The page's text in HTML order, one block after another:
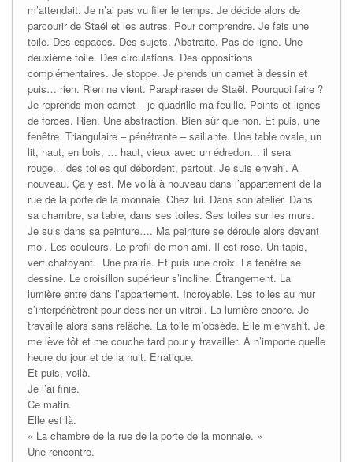
m’attendait. Je n’ai pas vu filer le temps. Je décide alors de
parcourir de Staël et les autres. Pour comprendre. Je fais une
toile. Des espaces. Des sujets. Abstraite. Pas de ligne. Une
deuxième toile. Des circulations. Des oppositions
complémentaires. Je stoppe. Je prends un carnet à dessin et
puis… rien. Rien ne vient. Paraphraser de Staël. Pourquoi faire ?
Je reprends mon carnet – je quadrille ma feuille. Points et lignes
de forces. Rien. Une abstraction. Bien sûr que non. Et puis, une
fenêtre. Triangulaire – pénétrante – saillante. Une table ovale, un
lit, haut, en bois, … haut, vieux avec un édredon… il sera
rouge… des toiles qui débordent, partout. Je suis envahi. A
nouveau. Ça y est. Me voilà à nouveau dans l’appartement de la
rue de la porte de la monnaie. Chez lui. Dans son atelier. Dans
sa chambre, sa table, dans ses toiles. Ses toiles sur les murs.
Je suis dans sa peinture…. Ma peinture se déroule alors devant
moi. Les couleurs. Le profil de mon ami. Il est rose. Un tapis,
vert chatoyant. Une prairie. Et puis une croix. La fenêtre se
dessine. Le croisillon supérieur s’incline. Étrangement. La
lumière entre dans l’appartement. Incroyable. Les toiles au mur
s’interpénètrent pour dessiner un vitrail. La lumière encore. Je
travaille alors sans relâche. La toile m’obsède. Elle m’envahit. Je
me lève tôt et me couche tard pour y travailler. A n’importe quelle
heure du jour et de la nuit. Erratique.
Et puis, voilà.
Je l’ai finie.
Ce matin.
Elle est là.
« La chambre de la rue de la porte de la monnaie. »
Une rencontre.